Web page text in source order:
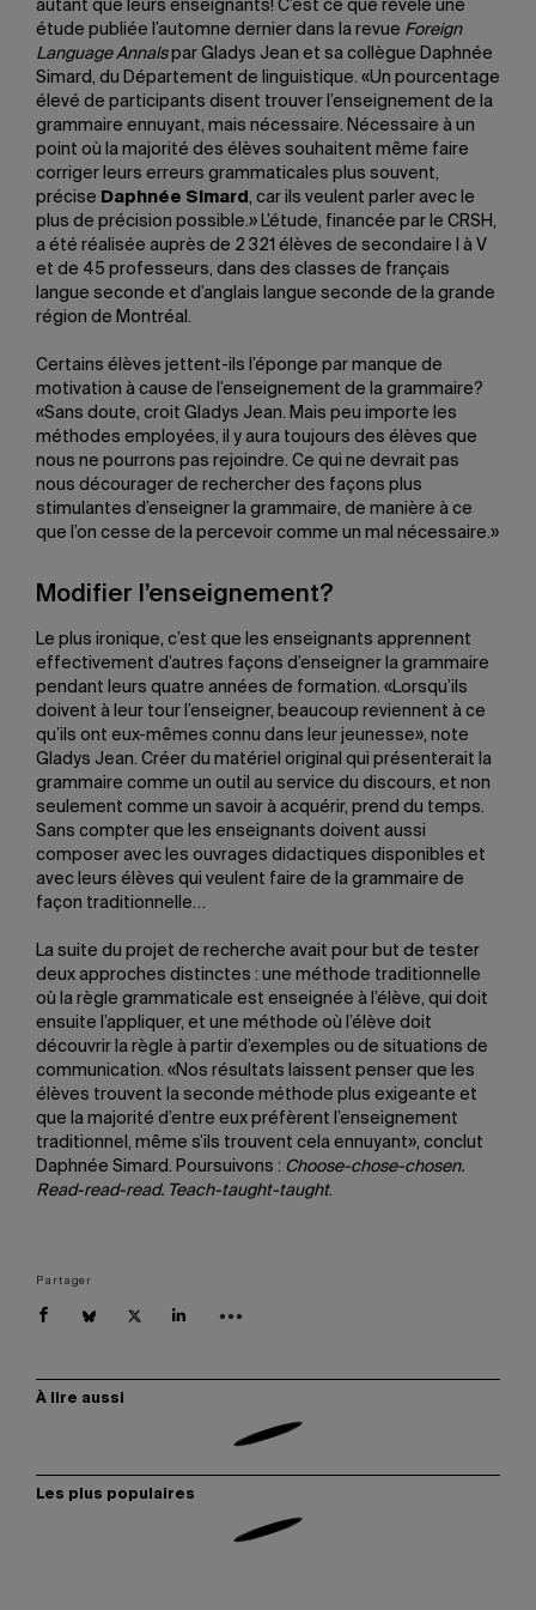
autant que leurs enseignants! C’est ce que révèle une
étude publiée l’automne dernier dans la revue Foreign
Language Annalspar Gladys Jean et sa collègue Daphnée
Simard, du Département de linguistique. «Un pourcentage
élevé de participants disent trouver l’enseignement de la
grammaire ennuyant, mais nécessaire. Nécessaire à un
point où la majorité des élèves souhaitent même faire
corriger leurs erreurs grammaticales plus souvent,
précise Daphnée Simard , car ils veulent parler avec le
plus de précision possible.» L’étude, financée par le CRSH,
a été réalisée auprès de 2 321 élèves de secondaire I à V
et de 45 professeurs, dans des classes de français
langue seconde et d’anglais langue seconde de la grande
région de Montréal.
Certains élèves jettent-ils l’éponge par manque de
motivation à cause de l’enseignement de la grammaire?
«Sans doute, croit Gladys Jean. Mais peu importe les
méthodes employées, il y aura toujours des élèves que
nous ne pourrons pas rejoindre. Ce qui ne devrait pas
nous décourager de rechercher des façons plus
stimulantes d’enseigner la grammaire, de manière à ce
que l’on cesse de la percevoir comme un mal nécessaire.»
Modifier l’enseignement?
Le plus ironique, c’est que les enseignants apprennent
effectivement d’autres façons d’enseigner la grammaire
pendant leurs quatre années de formation. «Lorsqu’ils
doivent à leur tour l’enseigner, beaucoup reviennent à ce
qu’ils ont eux-mêmes connu dans leur jeunesse», note
Gladys Jean. Créer du matériel original qui présenterait la
grammaire comme un outil au service du discours, et non
seulement comme un savoir à acquérir, prend du temps.
Sans compter que les enseignants doivent aussi
composer avec les ouvrages didactiques disponibles et
avec leurs élèves qui veulent faire de la grammaire de
façon traditionnelle…
La suite du projet de recherche avait pour but de tester
deux approches distinctes : une méthode traditionnelle
où la règle grammaticale est enseignée à l’élève, qui doit
ensuite l’appliquer, et une méthode où l’élève doit
découvrir la règle à partir d’exemples ou de situations de
communication. «Nos résultats laissent penser que les
élèves trouvent la seconde méthode plus exigeante et
que la majorité d’entre eux préfèrent l’enseignement
traditionnel, même s’ils trouvent cela ennuyant», conclut
Daphnée Simard. Poursuivons : Choose-chose-chosen.
Read-read-read. Teach-taught-taught.
Partager
À lire aussi
Les plus populaires